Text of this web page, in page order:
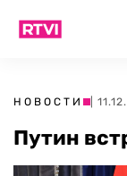
НОВОСТИ |
Путин